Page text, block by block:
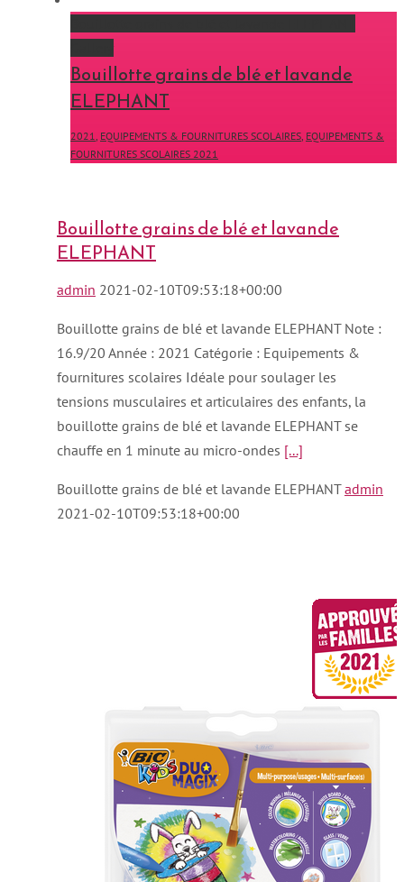
Bouillotte grains de blé et lavande
ELEPHANT
2021 EQUIPEMENTS & FOURNITURES SCOLAIRES EQUIPEMENTS &
FOURNITURES SCOLAIRES 2021
Bouillotte grains de blé et lavande
ELEPHANT
admin 2021-02-10T09:53:18+00:00
Bouillotte grains de blé et lavande ELEPHANT Note :
16.9/20 Année : 2021 Catégorie : Equipements &
fournitures scolaires Idéale pour soulager les
tensions musculaires et articulaires des enfants, la
bouillotte grains de blé et lavande ELEPHANT se
chauffe en 1 minute au micro-ondes [...]
Bouillotte grains de blé et lavande ELEPHANTadmin
2021-02-10T09:53:18+00:00